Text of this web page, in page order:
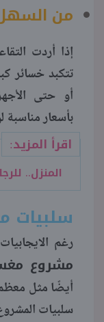
من
إذا أردت
تتكبد خسائر
أو حتى
بأسعار
اقرأ المزيد:
المنزل..
سلبيات
رغم
مشروع
أيضًا مثل
سلبيات